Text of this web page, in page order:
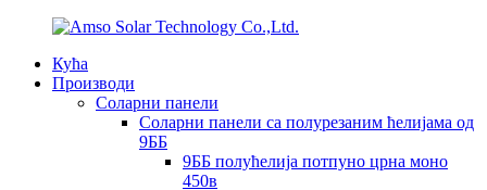
Кућа
Производи
Соларни панели
Соларни панели са полурезаним ћелијама од
9ББ
9ББ полућелија потпуно црна моно
450в